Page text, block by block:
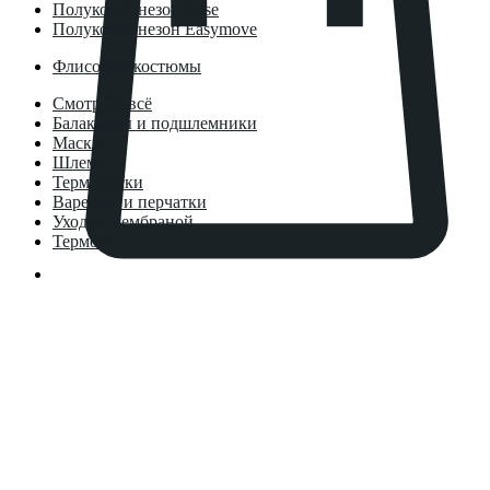
Полукомбинезон Base
Полукомбинезон Easymove
Флисовые костюмы
Смотреть всё
Балаклавы и подшлемники
Маски
Шлемы
Термоноски
Варежки и перчатки
Уход за мембраной
Термосы